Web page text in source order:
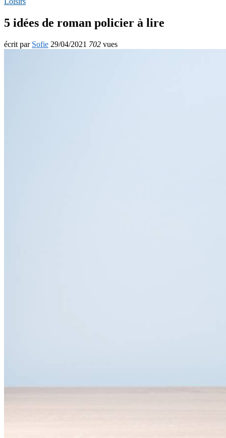
5 idées de roman policier à lire
écrit par Sofie 29/04/2021 702 vues